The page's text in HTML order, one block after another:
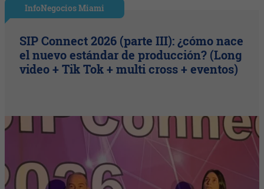
InfoNegocios Miami
SIP Connect 2026 (parte III): ¿cómo nace
el nuevo estándar de producción? (Long
video + Tik Tok + multi cross + eventos)